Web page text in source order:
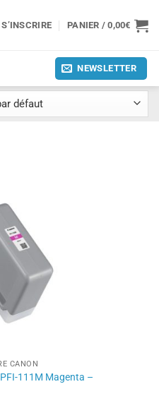
PANIER /0,00€
NEWSLETTER
CANON
111M Magenta –